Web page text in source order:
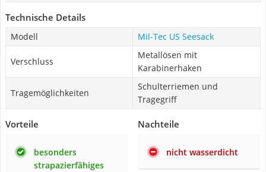
Technische Details
Modell Mil-Tec US Seesack
Verschluss
Metallösen mit
Karabinerhaken
Tragemöglichkeiten
Schulterriemen und
Tragegriff
Vorteile
besonders
strapazierfähiges
Nachteile
nicht wasserdicht